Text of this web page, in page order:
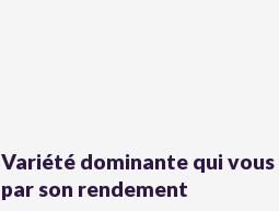
Variété dominante qui
par son rendement